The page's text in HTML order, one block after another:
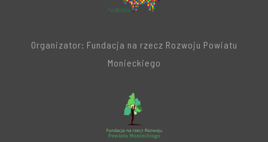
Organizator: Fundacja na rzecz Rozwoju Powiatu
Monieckiego